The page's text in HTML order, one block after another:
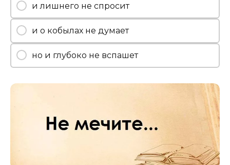
и лишнего не спросит
и о кобылах не думает
но и глубоко не вспашет